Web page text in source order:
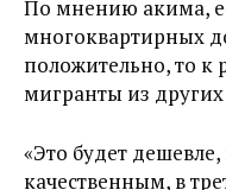
По мнению акима,
многоквартирных
положительно, то к
мигранты из других
«Это будет
качественным, в